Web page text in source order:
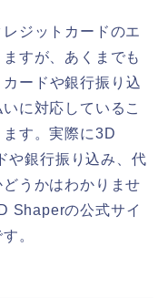
ジットカードのエ
すが、あくまでも
ードや銀行振り込
に対応しているこ
す。実際に3D
や銀行振り込み、代
うかはわかりませ
Shaperの公式サイ
。